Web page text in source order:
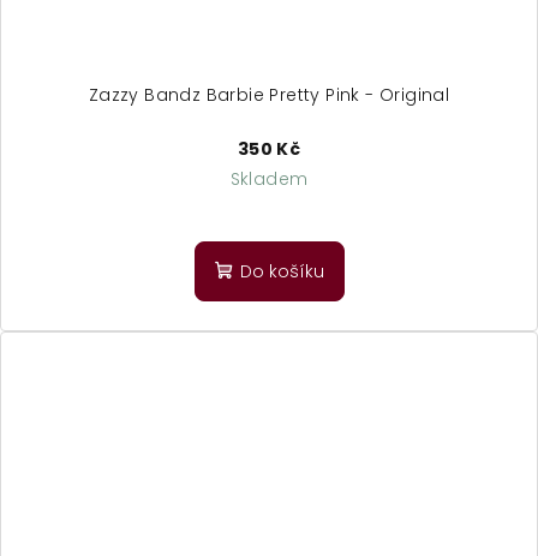
Zazzy Bandz Barbie Pretty Pink - Original
350 Kč
Skladem
Do košíku